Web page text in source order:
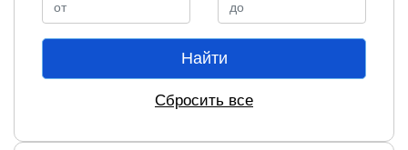
Найти
Сбросить все